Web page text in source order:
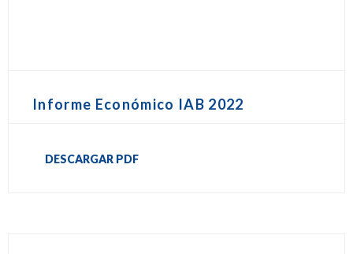
Informe Económico IAB 2022
DESCARGAR PDF